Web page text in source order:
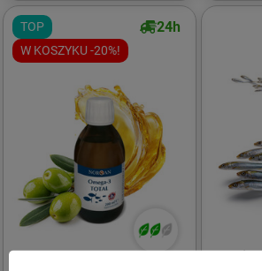
TOP
W KOSZYKU -20%!
24h
Osavi